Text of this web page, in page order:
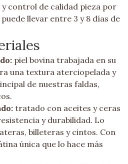
control de calidad pieza por
llevar entre 3 y 8 días de
piel bovina trabajada en su
una textura aterciopelada y
de nuestras faldas,
tratado con aceites y ceras
y durabilidad. Lo
billeteras y cintos. Con
única que lo hace más